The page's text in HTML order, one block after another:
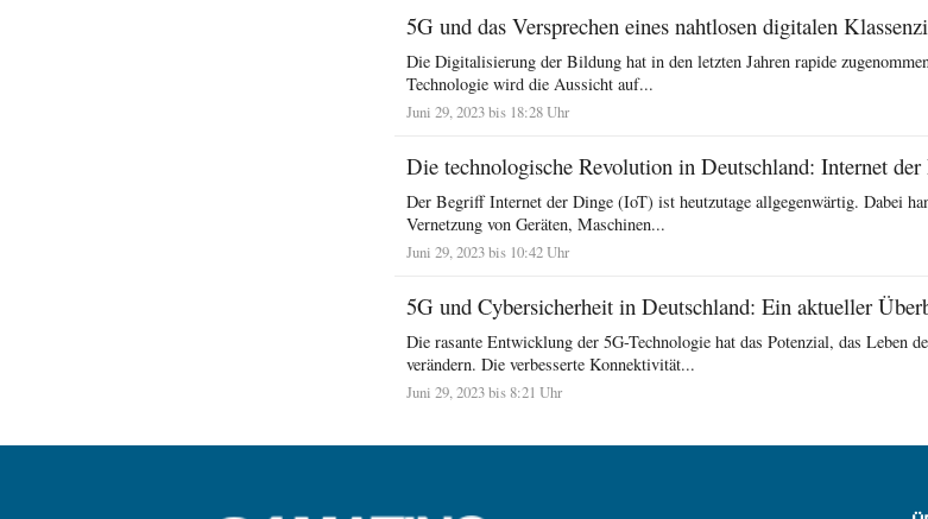
5G und das Versprechen eines nahtlosen digitalen
Die Digitalisierung der Bildung hat in den letzten Jahren rapide
Technologie wird die Aussicht auf...
Juni 29, 2023 bis 18:28 Uhr
Die technologische Revolution in Deutschland: Internet
Der Begriff Internet der Dinge (IoT) ist heutzutage allgegenwärtig. Dabei
Vernetzung von Geräten, Maschinen...
Juni 29, 2023 bis 10:42 Uhr
5G und Cybersicherheit in Deutschland: Ein aktueller
Die rasante Entwicklung der 5G-Technologie hat das Potenzial, das Leben
verändern. Die verbesserte Konnektivität...
Juni 29, 2023 bis 8:21 Uhr